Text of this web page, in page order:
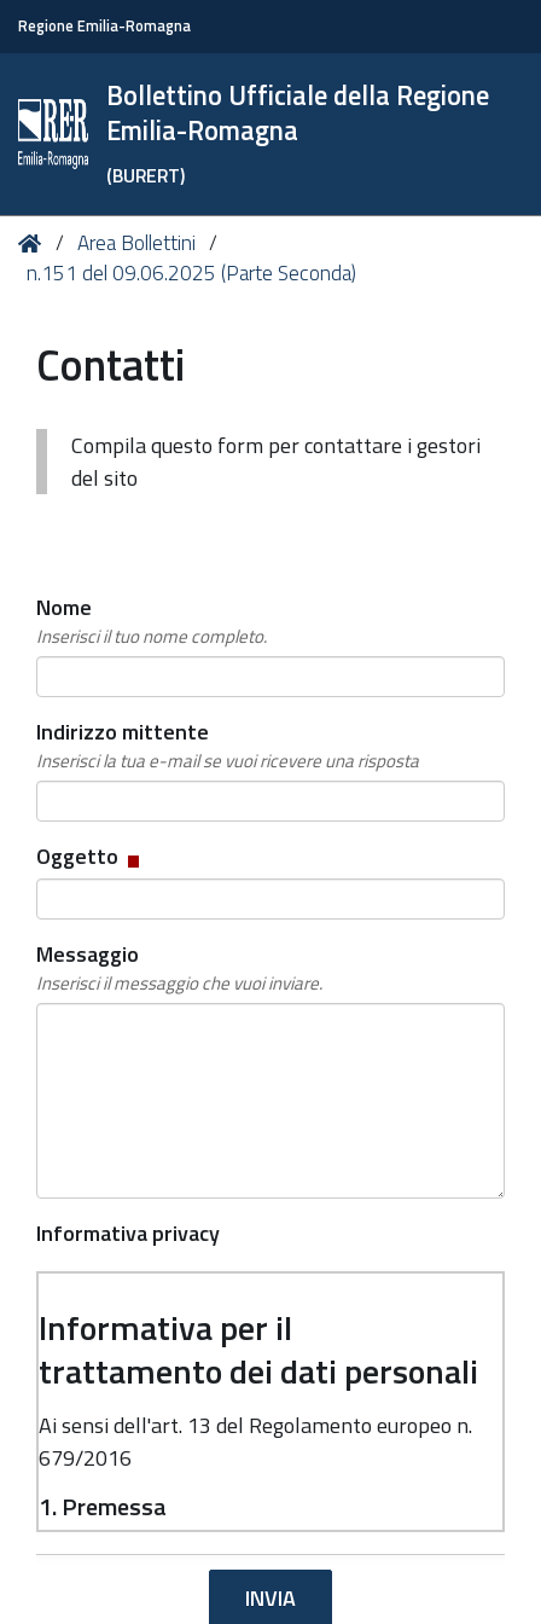
Regione Emilia-Romagna
Bollettino Ufficiale della Regione
Emilia-Romagna
(BURERT)
Tu
sei
HomeArea Bollettini
n.151 del 09.06.2025 (Parte Seconda)
Contatti
Compila questo form per contattare i gestori
del sito
Nome
Inserisci il tuo nome completo.
Indirizzo mittente
Inserisci la tua e-mail se vuoi ricevere una risposta
Oggetto Campo
obbligatorio
Messaggio
Inserisci il messaggio che vuoi inviare.
Informativa privacy
Informativa per il
trattamento dei dati personali
Ai sensi dell'art. 13 del Regolamento europeo n.
679/2016
1. Premessa
Ai sensi dell'art. 13 del Regolamento europeo n.
679/2016, la Giunta della Regione Emilia-